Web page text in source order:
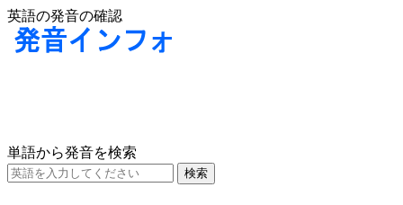
英語の発音の確認
単語から発音を検索